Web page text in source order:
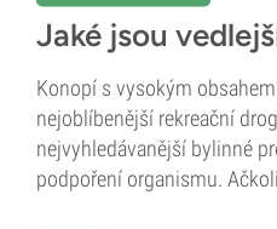
Jaké jsou
Konopí s vysokým
nejoblíbenější rekreační
nejvyhledávanější bylinné
podpoření organismu.